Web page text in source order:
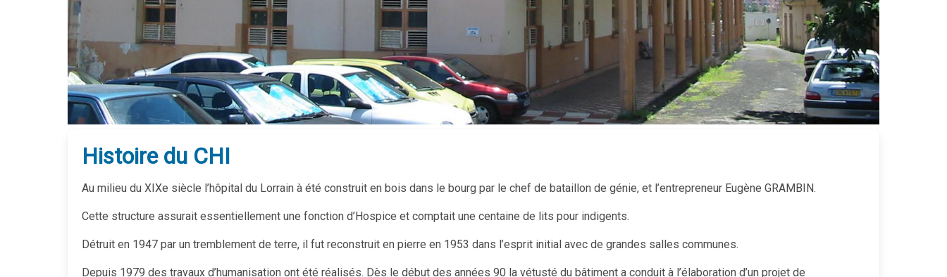
Histoire du CHI
Au milieu du XIXe siècle l’hôpital du Lorrain à été construit en bois dans le bourg par le chef de bataillon de génie, et l’entrepreneur Eugène GRAMBIN.
Cette structure assurait essentiellement une fonction d’Hospice et comptait une centaine de lits pour indigents.
Détruit en 1947 par un tremblement de terre, il fut reconstruit en pierre en 1953 dans l’esprit initial avec de grandes salles communes.
Depuis 1979 des travaux d’humanisation ont été réalisés. Dès le début des années 90 la vétusté du bâtiment a conduit à l’élaboration d’un projet de